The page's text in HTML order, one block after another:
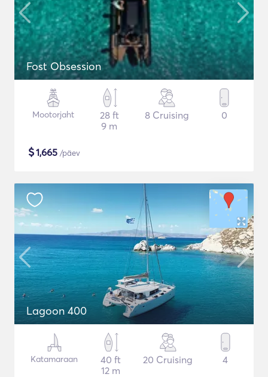
Fost Obsession
Mootorjaht
28 ft
9 m
8 Cruising 0
$1,665 /päev
Lagoon 400
Katamaraan
40 ft
12 m
20 Cruising 4